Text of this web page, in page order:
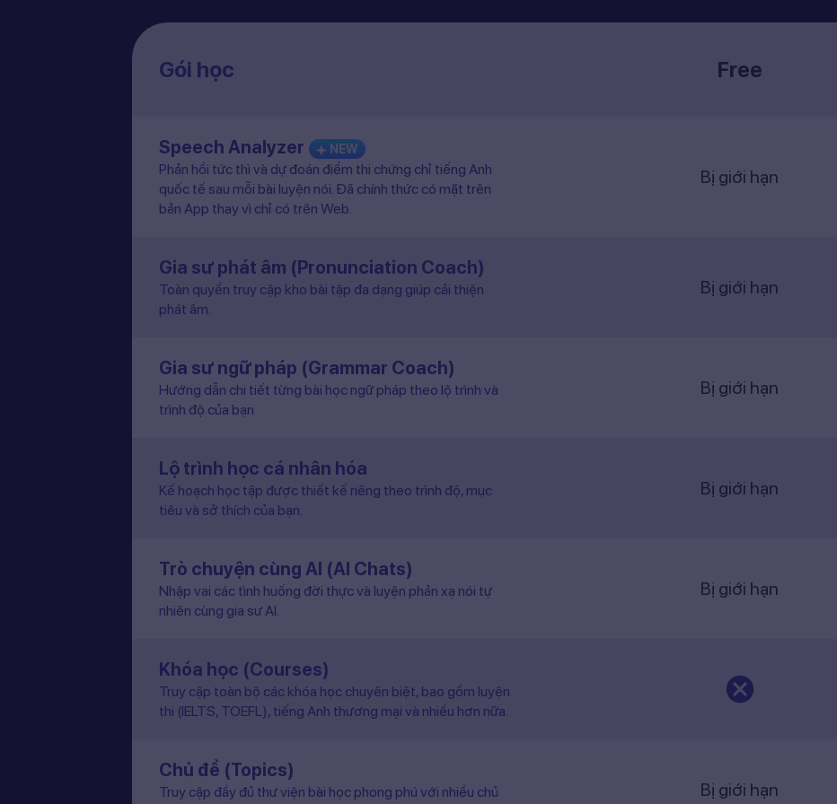
Gói học Free
Speech Analyzer NEW
Phản hồi tức thì và dự đoán điểm thi chứng chỉ tiếng Anh
quốc tế sau mỗi bài luyện nói. Đã chính thức có mặt trên
bản App thay vì chỉ có trên Web.
Bị giới hạn
Gia sư phát âm (Pronunciation Coach)
Toàn quyền truy cập kho bài tập đa dạng giúp cải thiện
phát âm.
Bị giới hạn
Gia sư ngữ pháp (Grammar Coach)
Hướng dẫn chi tiết từng bài học ngữ pháp theo lộ trình và
trình độ của bạn
Bị giới hạn
Lộ trình học cá nhân hóa
Kế hoạch học tập được thiết kế riêng theo trình độ, mục
tiêu và sở thích của bạn.
Bị giới hạn
Trò chuyện cùng AI (AI Chats)
Nhập vai các tình huống đời thực và luyện phản xạ nói tự
nhiên cùng gia sư AI.
Bị giới hạn
Khóa học (Courses)
Truy cập toàn bộ các khóa học chuyên biệt, bao gồm luyện
thi (IELTS, TOEFL), tiếng Anh thương mại và nhiều hơn nữa.
Chủ đề (Topics)
Truy cập đầy đủ thư viện bài học phong phú với nhiều chủ
Bị giới hạn